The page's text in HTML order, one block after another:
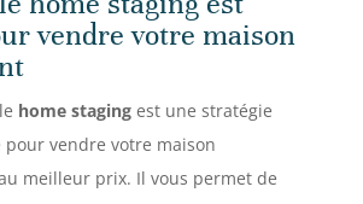
vendre votre maison
home stagingest une stratégie
vendre votre maison
meilleur prix. Il vous permet de